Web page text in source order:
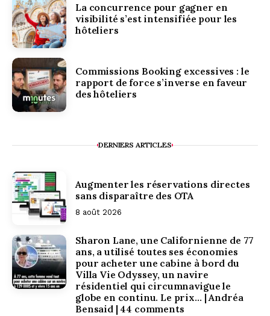
La concurrence pour gagner en
visibilité s’est intensifiée pour les
hôteliers
Commissions Booking excessives : le
rapport de force s’inverse en faveur
des hôteliers
DERNIERS ARTICLES
Augmenter les réservations directes
sans disparaître des OTA
8 août 2026
Sharon Lane, une Californienne de 77
ans, a utilisé toutes ses économies
pour acheter une cabine à bord du
Villa Vie Odyssey, un navire
résidentiel qui circumnavigue le
globe en continu. Le prix… | Andréa
Bensaid | 44 comments